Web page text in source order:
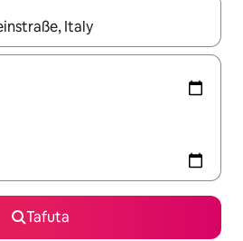
vinjari kwa kutumia vitufe vya
Tafuta